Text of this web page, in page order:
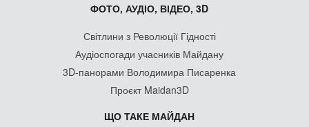
ФОТО, АУДІО, ВІДЕО, 3D
Світлини з Революції Гідності
Аудіоспогади учасників Майдану
3D-панорами Володимира Писаренка
Проєкт Maidan3D
ЩО ТАКЕ МАЙДАН